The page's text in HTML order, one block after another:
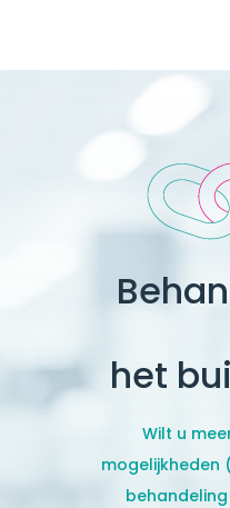
het
Wilt u
mogelijkheden